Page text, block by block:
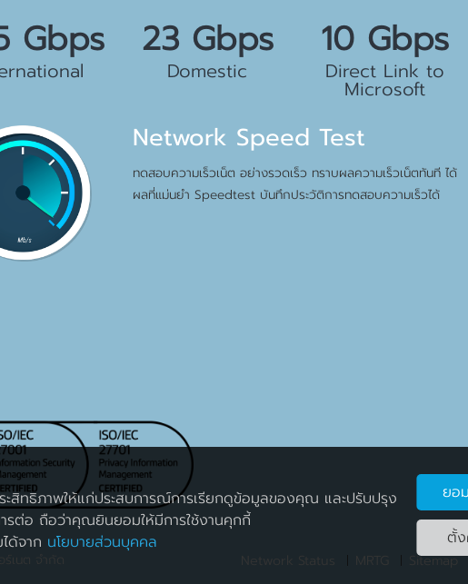
Gbps 23 Gbps
Domestic
10 Gbps
Direct Link to
Microsoft
Network Speed Test
ทดสอบความเร็วเน็ต อย่างรวดเร็ว ทราบผลความเร็วเน็ตทันที ได้
ผลที่แม่นยำ Speedtest บันทึกประวัติการทดสอบความเร็วได้
นต จำกัด Sitemap
ะสิทธิภาพให้แก่ประสบการณ์การเรียกดูข้อมูลของคุณ และปรับปรุง
รต่อ ถือว่าคุณยินยอมให้มีการใช้งานคุกกี้
ด้จาก นโยบายส่วนบุคคล
ยอ
ตั้ง